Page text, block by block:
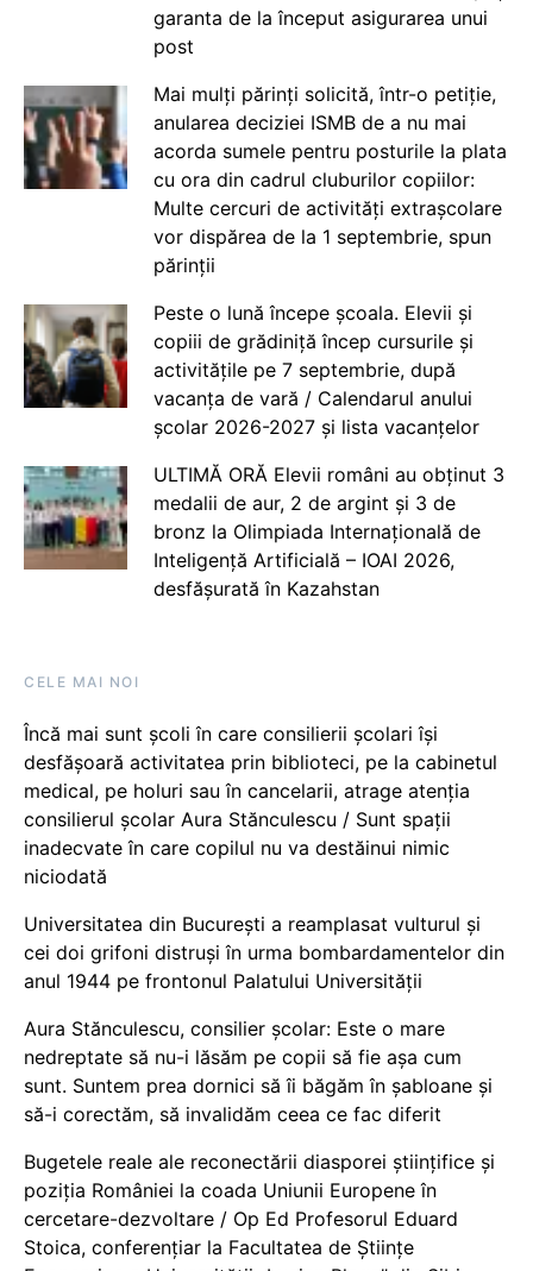
garanta de la început asigurarea unui
post
Mai mulți părinți solicită, într-o petiție,
anularea deciziei ISMB de a nu mai
acorda sumele pentru posturile la plata
cu ora din cadrul cluburilor copiilor:
Multe cercuri de activități extrașcolare
vor dispărea de la 1 septembrie, spun
părinții
Peste o lună începe școala. Elevii și
copiii de grădiniță încep cursurile și
activitățile pe 7 septembrie, după
vacanța de vară / Calendarul anului
școlar 2026-2027 și lista vacanțelor
ULTIMĂ ORĂ Elevii români au obținut 3
medalii de aur, 2 de argint și 3 de
bronz la Olimpiada Internațională de
Inteligență Artificială – IOAI 2026,
desfășurată în Kazahstan
CELE MAI NOI
Încă mai sunt școli în care consilierii școlari își
desfășoară activitatea prin biblioteci, pe la cabinetul
medical, pe holuri sau în cancelarii, atrage atenția
consilierul școlar Aura Stănculescu / Sunt spații
inadecvate în care copilul nu va destăinui nimic
niciodată
Universitatea din București a reamplasat vulturul și
cei doi grifoni distruși în urma bombardamentelor din
anul 1944 pe frontonul Palatului Universității
Aura Stănculescu, consilier școlar: Este o mare
nedreptate să nu-i lăsăm pe copii să fie așa cum
sunt. Suntem prea dornici să îi băgăm în șabloane și
să-i corectăm, să invalidăm ceea ce fac diferit
Bugetele reale ale reconectării diasporei științifice și
poziția României la coada Uniunii Europene în
cercetare-dezvoltare / Op Ed Profesorul Eduard
Stoica, conferențiar la Facultatea de Științe